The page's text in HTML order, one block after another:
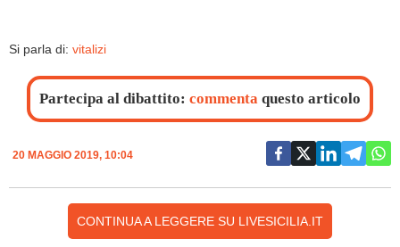
Si parla di: vitalizi
Partecipa al dibattito: commenta questo articolo
20 MAGGIO 2019, 10:04
CONTINUA A LEGGERE SU LIVESICILIA.IT